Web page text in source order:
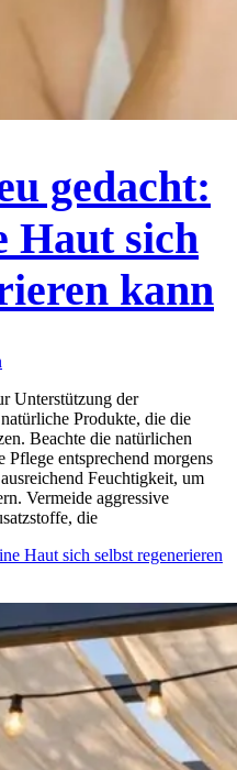
gedacht:
Haut sich
kann
Unterstützung der
Produkte, die die
Beachte die natürlichen
Pflege entsprechend morgens
Feuchtigkeit, um
Vermeide aggressive
die
Haut sich selbst regenerieren